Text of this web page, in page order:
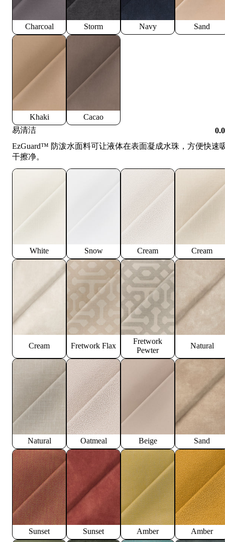
Charcoal Storm Navy Sand
Khaki
Cacao
易清洁
EzGuard™️ 防泼水面料可让液体在表面凝成水珠，方便快速
干擦净。
White Snow Cream Cream
Cream Fretwork Flax
Fretwork
Pewter
Natural
Natural Oatmeal Beige Sand
Sunset Sunset Amber Amber